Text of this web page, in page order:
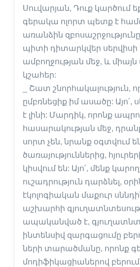
Սուվարյան, Դուք կարծում
գերակա ոլորտ պետք է
առանձին
պիտի դիտարկվեր սերվիսի
ամբողջության մեջ, և
կշահեր:
_ Շատ շնորհակալություն,
ըմբռնեցիք իմ ասածը: Այո՛,
է լինի: Մարդիկ, որոնք
հասարակության մեջ,
սորտ չեն, նրանք օգտվում
ծառայություններից,
կիսվում են: Այո՛, մենք
ուշադրություն դարձնել,
էկոլոգիական մաքուր
աշխարհի
ապականված է,
ինտենսիվ զարգացումը
ների տարածմանը, որոնք
մոդիֆիկացիաներով բերում